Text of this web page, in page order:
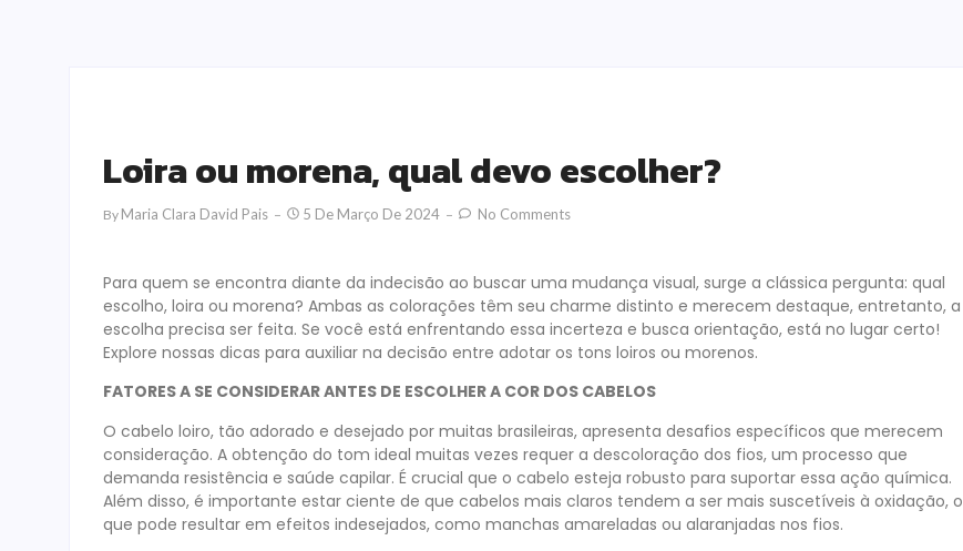
Loira ou morena, qual devo escolher?
By Maria Clara David Pais 5 De Março De 2024 No Comments
Para quem se encontra diante da indecisão ao buscar uma mudança visual, surge a clássica pergunta: qual
escolho, loira ou morena? Ambas as colorações têm seu charme distinto e merecem destaque, entretanto, a
escolha precisa ser feita. Se você está enfrentando essa incerteza e busca orientação, está no lugar certo!
Explore nossas dicas para auxiliar na decisão entre adotar os tons loiros ou morenos.
FATORES A SE CONSIDERAR ANTES DE ESCOLHER A COR DOS CABELOS
O cabelo loiro, tão adorado e desejado por muitas brasileiras, apresenta desafios específicos que merecem
consideração. A obtenção do tom ideal muitas vezes requer a descoloração dos fios, um processo que
demanda resistência e saúde capilar. É crucial que o cabelo esteja robusto para suportar essa ação química.
Além disso, é importante estar ciente de que cabelos mais claros tendem a ser mais suscetíveis à oxidação, o
que pode resultar em efeitos indesejados, como manchas amareladas ou alaranjadas nos fios.